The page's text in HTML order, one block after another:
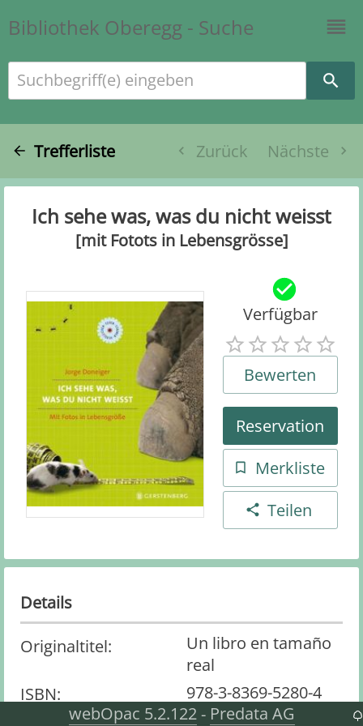
Bibliothek Oberegg - Suche
Suchbegriff(e) eingeben
Trefferliste Zurück Nächste
Ich sehe was, was du nicht weisst
[mit Fotots in Lebensgrösse]
Verfügbar
Bewerten
Reservation
Merkliste
Teilen
Details
Originaltitel:
Un libro en tamaño
real
ISBN:
978-3-8369-5280-4
Sachbuch
webOpac 5.2.122- Predata AG